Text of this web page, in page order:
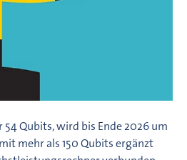
Qubits, wird bis Ende 2026 um
mehr als 150 Qubits ergänzt